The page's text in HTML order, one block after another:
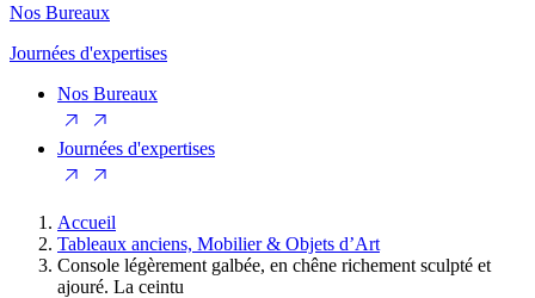
Nos Bureaux
Journées d'expertises
Nos Bureaux
Journées d'expertises
Accueil
Tableaux anciens, Mobilier & Objets d’Art
Console légèrement galbée, en chêne richement sculpté et
ajouré. La ceintu